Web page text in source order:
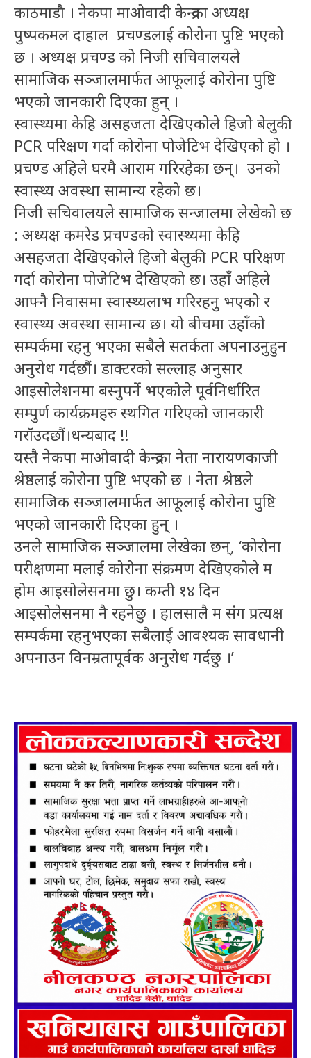
काठमाडौ । नेकपा माओवादी केन्द्रका अध्यक्ष
पुष्पकमल दाहाल प्रचण्डलाई कोरोना पुष्टि भएको
छ । अध्यक्ष प्रचण्ड को निजी सचिवालयले
सामाजिक सञ्जालमार्फत आफूलाई कोरोना पुष्टि
भएको जानकारी दिएका हुन् ।
स्वास्थ्यमा केहि असहजता देखिएकोले हिजो बेलुकी
PCR परिक्षण गर्दा कोरोना पोजेटिभ देखिएको हो ।
प्रचण्ड अहिले घरमै आराम गरिरहेका छन्। उनको
स्वास्थ्य अवस्था सामान्य रहेको छ।
निजी सचिवालयले सामाजिक सन्जालमा लेखेको छ
: अध्यक्ष कमरेड प्रचण्डको स्वास्थ्यमा केहि
असहजता देखिएकोले हिजो बेलुकी PCR परिक्षण
गर्दा कोरोना पोजेटिभ देखिएको छ। उहाँ अहिले
आफ्नै निवासमा स्वास्थ्यलाभ गरिरहनु भएको र
स्वास्थ्य अवस्था सामान्य छ। यो बीचमा उहाँको
सम्पर्कमा रहनु भएका सबैले सतर्कता अपनाउनुहुन
अनुरोध गर्दछौं। डाक्टरको सल्लाह अनुसार
आइसोलेशनमा बस्नुपर्ने भएकोले पूर्वनिर्धारित
सम्पुर्ण कार्यक्रमहरु स्थगित गरिएको जानकारी
गरॉउदछौं।धन्यबाद !!
यस्तै नेकपा माओवादी केन्द्रका नेता नारायणकाजी
श्रेष्ठलाई कोरोना पुष्टि भएको छ । नेता श्रेष्ठले
सामाजिक सञ्जालमार्फत आफूलाई कोरोना पुष्टि
भएको जानकारी दिएका हुन् ।
उनले सामाजिक सञ्जालमा लेखेका छन्, ‘कोरोना
परीक्षणमा मलाई कोरोना संक्रमण देखिएकोले म
होम आइसोलेसनमा छु। कम्ती १४ दिन
आइसोलेसनमा नै रहनेछु । हालसालै म संग प्रत्यक्ष
सम्पर्कमा रहनुभएका सबैलाई आवश्यक सावधानी
अपनाउन विनम्रतापूर्वक अनुरोध गर्दछु ।’